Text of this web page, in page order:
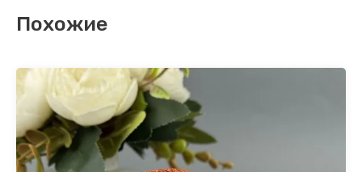
Похожие